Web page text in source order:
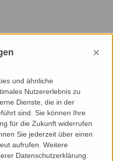
×
und ähnliche
Nutzererlebnis zu
Dienste, die in der
sind. Sie können Ihre
für die Zukunft widerrufen
Sie jederzeit über einen
aufrufen. Weitere
Datenschutzerklärung.